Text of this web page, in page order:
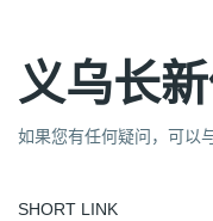
义乌长
如果您有任何疑问，可以
SHORT LINK